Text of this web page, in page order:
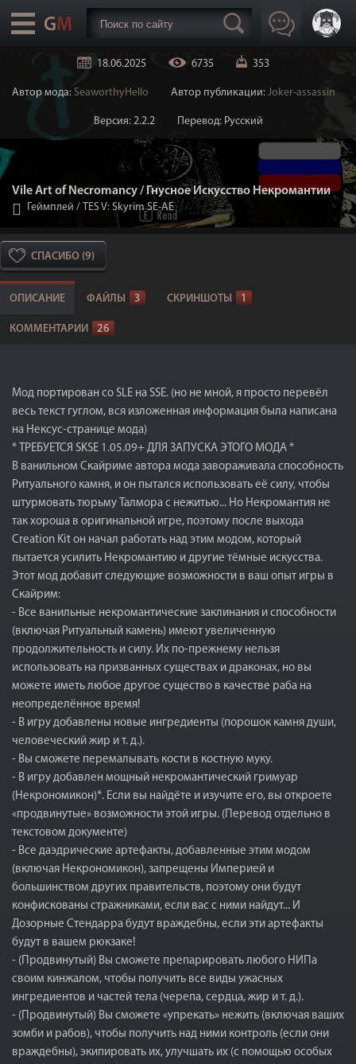
18.06.2025 6735 353
Автор мода: SeaworthyHello Автор публикации: Joker-assassin
Версия: 2.2.2 Перевод: Русский
Vile Art of Necromancy / Гнусное Искусство Некромантии
Геймплей / TES V: Skyrim SE-AE
СПАСИБО (9)
ОПИСАНИЕ ФАЙЛЫ 3 СКРИНШОТЫ 1
КОММЕНТАРИИ 26
Мод портирован со SLE на SSE. (но не мной, я просто перевёл
весь текст гуглом, вся изложенная информация была написана
на Нексус-странице мода)
* ТРЕБУЕТСЯ SKSE 1.05.09+ ДЛЯ ЗАПУСКА ЭТОГО МОДА *
В ванильном Скайриме автора мода завораживала способность
Ритуального камня, и он пытался использовать её силу, чтобы
штурмовать тюрьму Талмора с нежитью... Но Некромантия не
так хороша в оригинальной игре, поэтому после выхода
Creation Kit он начал работать над этим модом, который
пытается усилить Некромантию и другие тёмные искусства.
Этот мод добавит следующие возможности в ваш опыт игры в
Скайрим:
- Все ванильные некромантические заклинания и способности
(включая Ритуальный камень) имеют увеличенную
продолжительность и силу. Их по-прежнему нельзя
использовать на призванных существах и драконах, но вы
можете иметь любое другое существо в качестве раба на
неопределённое время!
- В игру добавлены новые ингредиенты (порошок камня души,
человеческий жир и т. д.).
- Вы сможете перемалывать кости в костную муку.
- В игру добавлен мощный некромантический гримуар
(Некрономикон)*. Если вы найдёте и изучите его, вы откроете
«продвинутые» возможности этой игры. (Перевод отдельно в
текстовом документе)
- Все даэдрические артефакты, добавленные этим модом
(включая Некрономикон), запрещены Империей и
большинством других правительств, поэтому они будут
конфискованы стражниками, если вас с ними найдут... И
Дозорные Стендарра будут враждебны, если эти артефакты
будут в вашем рюкзаке!
- (Продвинутый) Вы сможете препарировать любого НИПа
своим кинжалом, чтобы получить все виды ужасных
ингредиентов и частей тела (черепа, сердца, жир и т. д.).
- (Продвинутый) Вы сможете «упрекать» нежить (включая ваших
зомби и рабов), чтобы получить над ними контроль (если они
враждебны), экипировать их, улучшать их (с помощью особых